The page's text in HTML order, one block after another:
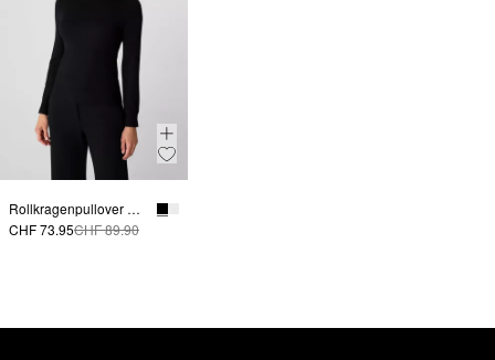
Rollkragenpullover mit Ärmelschlitzen
CHF 73.95CHF 89.90